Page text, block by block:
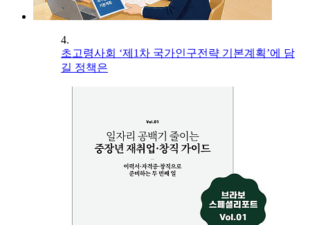
4.
초고령사회 ‘제1차 국가인구전략 기본계획’에 담
길 정책은